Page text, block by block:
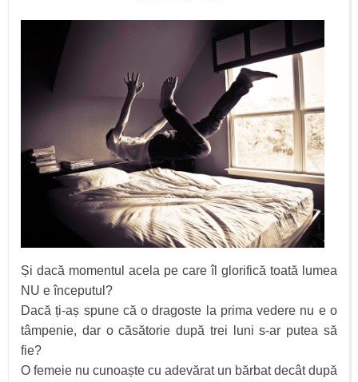
Și dacă momentul acela pe care îl glorifică toată lumea
NU e începutul?
Dacă ți-aș spune că o dragoste la prima vedere nu e o
tâmpenie, dar o căsătorie după trei luni s-ar putea să
fie?
O femeie nu cunoaște cu adevărat un bărbat decât după